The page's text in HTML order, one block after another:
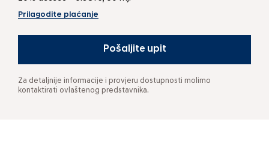
Prilagodite plaćanje
Pošaljite upit
Za detaljnije informacije i provjeru dostupnosti molimo
kontaktirati ovlaštenog predstavnika.